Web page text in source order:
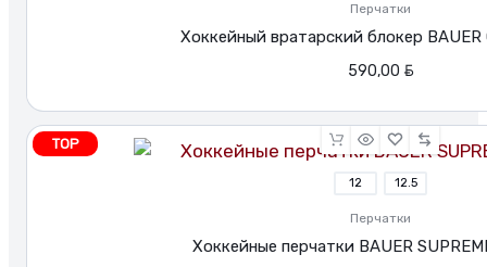
Перчатки
Хоккейный вратарский блокер BAUER
590,00 BYN
TOP
12 12.5
Перчатки
Хоккейные перчатки BAUER